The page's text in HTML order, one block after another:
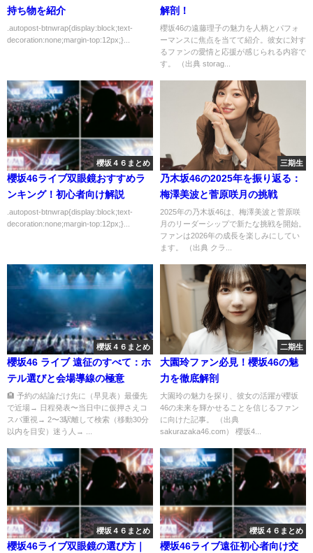
持ち物を紹介
.autopost-btnwrap{display:block;text-
decoration:none;margin-top:12px;}...
解剖！
櫻坂46の遠藤理子の魅力を人柄とパフォ
ーマンスに焦点を当てて紹介。彼女に対す
るファンの愛情と応援が感じられる内容で
す。 （出典 storag...
櫻坂４６まとめ
櫻坂46ライブ双眼鏡おすすめラ
ンキング！初心者向け解説
.autopost-btnwrap{display:block;text-
decoration:none;margin-top:12px;}...
三期生
乃木坂46の2025年を振り返る：
梅澤美波と菅原咲月の挑戦
2025年の乃木坂46は、梅澤美波と菅原咲
月のリーダーシップで新たな挑戦を開始。
ファンは2026年の成長を楽しみにしてい
ます。 （出典 クラ...
櫻坂４６まとめ
櫻坂46 ライブ 遠征のすべて：ホ
テル選びと会場導線の極意
🏨 予約の結論だけ先に（早見表）最優先
で近場→ 日程発表〜当日中に仮押さえコ
スパ重視→ 2〜3駅離して検索（移動30分
以内を目安）迷う人→ ...
二期生
大園玲ファン必見！櫻坂46の魅
力を徹底解剖
大園玲の魅力を探り、彼女の活躍が櫻坂
46の未来を輝かせることを信じるファン
に向けた記事。 （出典
sakurazaka46.com） 櫻坂4...
櫻坂４６まとめ
櫻坂46ライブ双眼鏡の選び方｜
櫻坂４６まとめ
櫻坂46ライブ遠征初心者向け交